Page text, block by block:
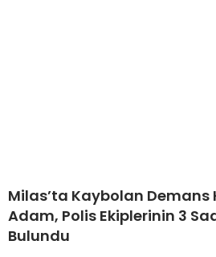
Milas’ta Kaybolan Demans
Adam, Polis Ekiplerinin 3
Bulundu